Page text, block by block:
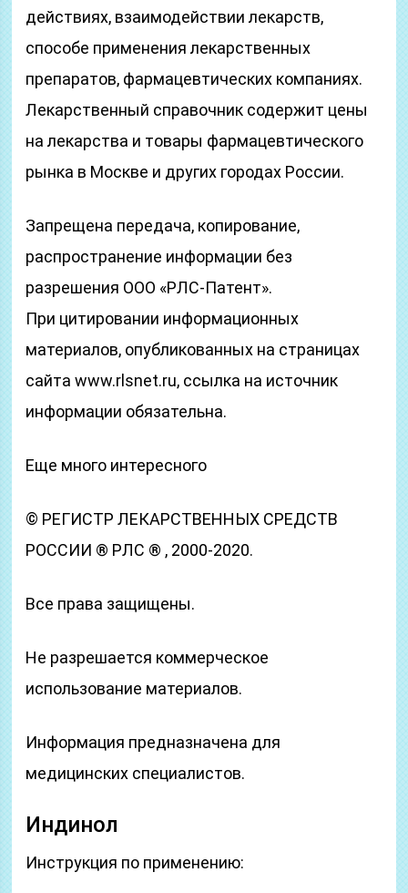
действиях, взаимодействии лекарств,
способе применения лекарственных
препаратов, фармацевтических компаниях.
Лекарственный справочник содержит цены
на лекарства и товары фармацевтического
рынка в Москве и других городах России.
Запрещена передача, копирование,
распространение информации без
разрешения ООО «РЛС-Патент».
При цитировании информационных
материалов, опубликованных на страницах
сайта www.rlsnet.ru, ссылка на источник
информации обязательна.
Еще много интересного
© РЕГИСТР ЛЕКАРСТВЕННЫХ СРЕДСТВ
РОССИИ ® РЛС ® , 2000-2020.
Все права защищены.
Не разрешается коммерческое
использование материалов.
Информация предназначена для
медицинских специалистов.
Индинол
Инструкция по применению: